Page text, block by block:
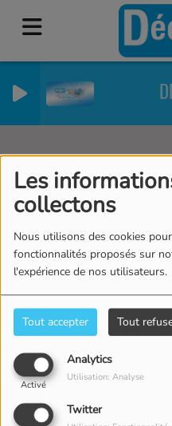
Les
collectons
Nous utilisons des cookies
fonctionnalités proposés sur
l'expérience de nos utilisateurs.
Tout accepter Tout
Analytics
Activé
Utilisation: Analyse
Twitter
Artistes
Tous 0-9 A B C
K
L M N O P
X